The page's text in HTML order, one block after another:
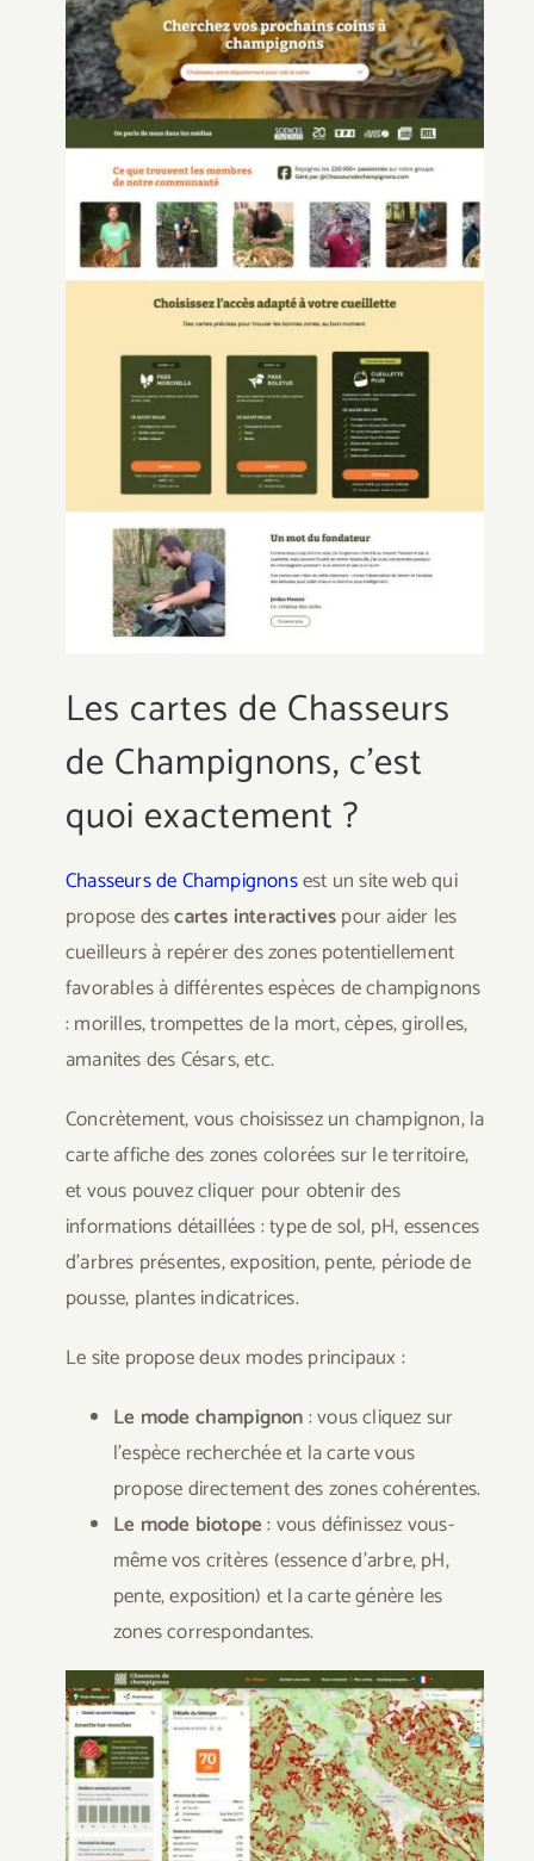
Les cartes de Chasseurs
de Champignons, c’est
quoi exactement ?
Chasseurs de Champignonsest un site web qui
propose descartes interactivespour aider les
cueilleurs à repérer des zones potentiellement
favorables à différentes espèces de champignons
: morilles, trompettes de la mort, cèpes, girolles,
amanites des Césars, etc.
Concrètement, vous choisissez un champignon, la
carte affiche des zones colorées sur le territoire,
et vous pouvez cliquer pour obtenir des
informations détaillées : type de sol, pH, essences
d’arbres présentes, exposition, pente, période de
pousse, plantes indicatrices.
Le site propose deux modes principaux :
Le mode champignon: vous cliquez sur
l’espèce recherchée et la carte vous
propose directement des zones cohérentes.
Le mode biotope: vous définissez vous-
même vos critères (essence d’arbre, pH,
pente, exposition) et la carte génère les
zones correspondantes.